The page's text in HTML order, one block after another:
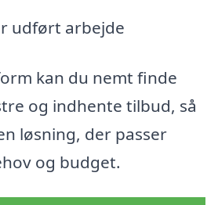
udført arbejde
kan du nemt finde
og indhente tilbud, så
løsning, der passer
og budget.